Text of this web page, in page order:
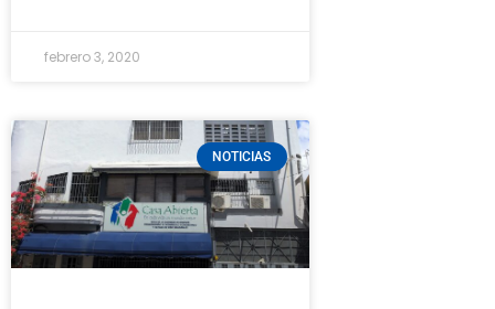
febrero 3, 2020
NOTICIAS